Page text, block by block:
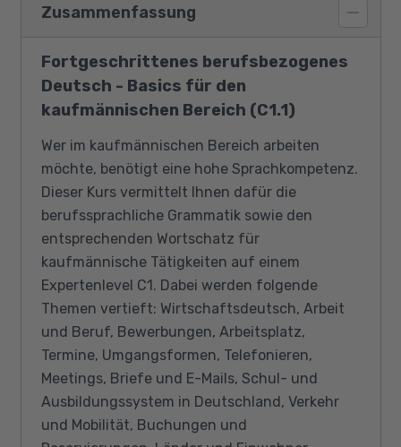
Zusammenfassung
Fortgeschrittenes berufsbezogenes
Deutsch - Basics für den
kaufmännischen Bereich (C1.1)
Wer im kaufmännischen Bereich arbeiten
möchte, benötigt eine hohe Sprachkompetenz.
Dieser Kurs vermittelt Ihnen dafür die
berufssprachliche Grammatik sowie den
entsprechenden Wortschatz für
kaufmännische Tätigkeiten auf einem
Expertenlevel C1. Dabei werden folgende
Themen vertieft: Wirtschaftsdeutsch, Arbeit
und Beruf, Bewerbungen, Arbeitsplatz,
Termine, Umgangsformen, Telefonieren,
Meetings, Briefe und E-Mails, Schul- und
Ausbildungssystem in Deutschland, Verkehr
und Mobilität, Buchungen und